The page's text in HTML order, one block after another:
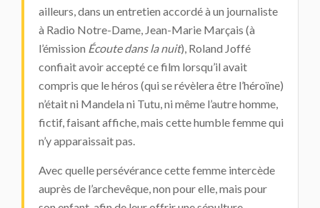
ailleurs, dans un entretien accordé à un journaliste
à Radio Notre-Dame, Jean-Marie Marçais (à
l’émission Écoute dans la nuit), Roland Joffé
confiait avoir accepté ce film lorsqu’il avait
compris que le héros (qui se révèlera être l’héroïne)
n’était ni Mandela ni Tutu, ni même l’autre homme,
fictif, faisant affiche, mais cette humble femme qui
n’y apparaissait pas.
Avec quelle persévérance cette femme intercède
auprès de l’archevêque, non pour elle, mais pour